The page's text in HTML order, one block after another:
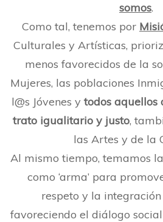
somos.
Como tal, tenemos por
Culturales y Artísticas,
menos favorecidos de la
Mujeres, las poblaciones
l@s Jóvenes y todos aquellos
trato igualitario y justo,
las Artes y de la
Al mismo tiempo, temamos
como ‘arma’ para
respeto y la
favoreciendo el diálogo